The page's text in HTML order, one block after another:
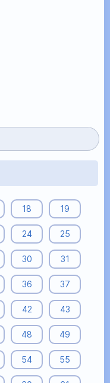
18 19
24 25
30 31
36 37
42 43
48 49
54 55